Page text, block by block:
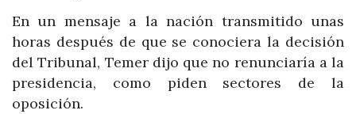
En un mensaje a la nación transmitido unas
horas después de que se conociera la decisión
del Tribunal, Temer dijo que no renunciaría a la
presidencia, como piden sectores de la
oposición.